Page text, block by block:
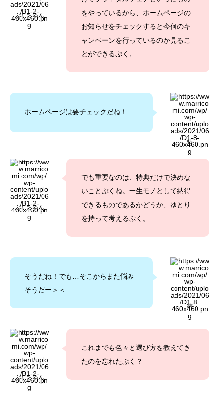
ぷくちゃん
をやっているから、ホームページの
お知らせをチェックすると今何のキ
ャンペーンを行っているのか見るこ
とができるぷく。
結
ホームページは要チェックだね！
ぷくちゃん
でも重要なのは、特典だけで決めな
いことぷくね。一生モノとして納得
できるものであるかどうか、ゆとり
を持って考えるぷく。
結
そうだね！でも…そこからまた悩み
そうだー＞＜
ぷくちゃん
これまでも色々と選び方を教えてき
たのを忘れたぷく？